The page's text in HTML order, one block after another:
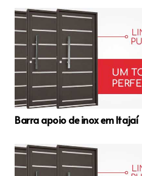
Barra apoio de inox em Itajaí